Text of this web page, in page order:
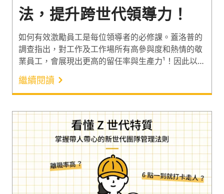
法，提升跨世代領導力！
如何有效激勵員工是每位領導者的必修課。蓋洛普的
調查指出，對工作及工作場所有高參與度和熱情的敬
業員工，會展現出更高的留任率與生產力¹！因此以下
分享主管面對不同世代的部屬時皆能有效激勵員工的
7 種方法，一起掌握不同世代的差異，提升跨世代領
導力！
繼續閱讀